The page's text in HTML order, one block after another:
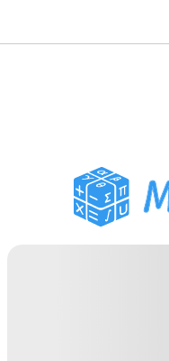
PDF 作業助手
學習工具